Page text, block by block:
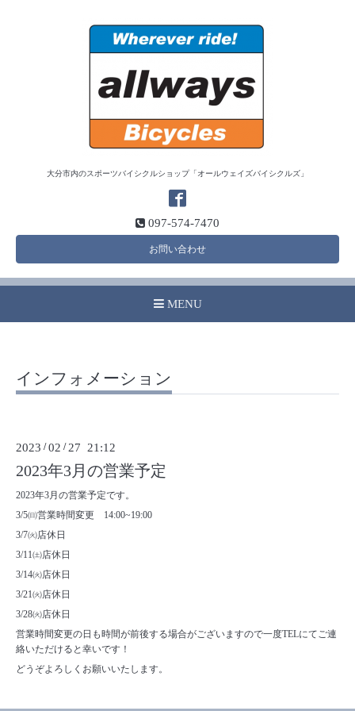
大分市内のスポーツバイシクルショップ「オールウェイズバイシクルズ」
097-574-7470
お問い合わせ
MENU
インフォメーション
2023 /02 / 27 21:12
2023年3月の営業予定
2023年3月の営業予定です。
3/5㈰営業時間変更 14:00~19:00
3/7㈫店休日
3/11㈯店休日
3/14㈫店休日
3/21㈫店休日
3/28㈫店休日
営業時間変更の日も時間が前後する場合がございますので一度TELにてご連
絡いただけると幸いです！
どうぞよろしくお願いいたします。